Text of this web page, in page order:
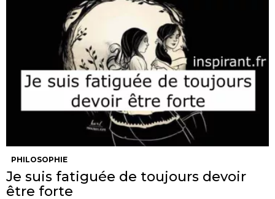
PHILOSOPHIE
Je suis fatiguée de toujours devoir
être forte